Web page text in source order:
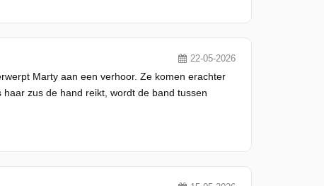
22-05-2026
Marty aan een verhoor. Ze komen erachter
zus de hand reikt, wordt de band tussen